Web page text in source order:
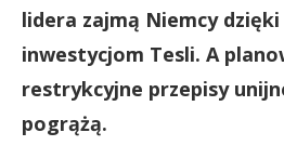
lidera zajmą Niemcy
inwestycjom Tesli. A
restrykcyjne przepisy
pogrążą.